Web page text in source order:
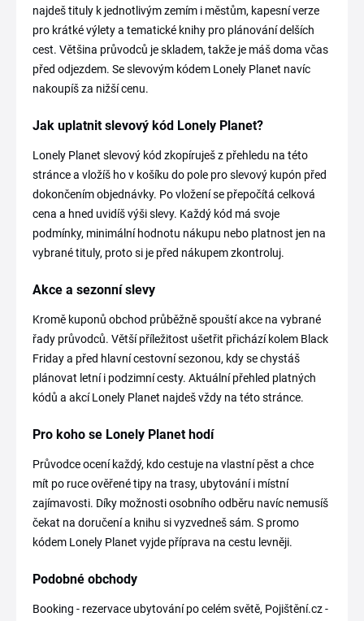
najdeš tituly k jednotlivým zemím i městům, kapesní verze
pro krátké výlety a tematické knihy pro plánování delších
cest. Většina průvodců je skladem, takže je máš doma včas
před odjezdem. Se slevovým kódem Lonely Planet navíc
nakoupíš za nižší cenu.
Jak uplatnit slevový kód Lonely Planet?
Lonely Planet slevový kód zkopíruješ z přehledu na této
stránce a vložíš ho v košíku do pole pro slevový kupón před
dokončením objednávky. Po vložení se přepočítá celková
cena a hned uvidíš výši slevy. Každý kód má svoje
podmínky, minimální hodnotu nákupu nebo platnost jen na
vybrané tituly, proto si je před nákupem zkontroluj.
Akce a sezonní slevy
Kromě kuponů obchod průběžně spouští akce na vybrané
řady průvodců. Větší příležitost ušetřit přichází kolem Black
Friday a před hlavní cestovní sezonou, kdy se chystáš
plánovat letní i podzimní cesty. Aktuální přehled platných
kódů a akcí Lonely Planet najdeš vždy na této stránce.
Pro koho se Lonely Planet hodí
Průvodce ocení každý, kdo cestuje na vlastní pěst a chce
mít po ruce ověřené tipy na trasy, ubytování i místní
zajímavosti. Díky možnosti osobního odběru navíc nemusíš
čekat na doručení a knihu si vyzvedneš sám. S promo
kódem Lonely Planet vyjde příprava na cestu levněji.
Podobné obchody
Booking - rezervace ubytování po celém světě, Pojištění.cz -